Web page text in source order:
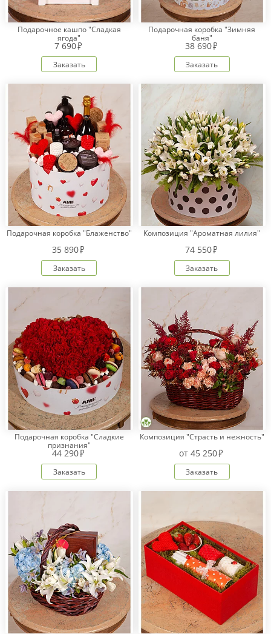
Условия
Бонусная
программа
Корпоративным
клиентам
Обратная
связь
О
компании
Change
language
to
Подарочное кашпо "Сладкая
ягода"
7 690
Заказать
Подарочная коробка "Зимняя
баня"
38 690
Заказать
Подарочная коробка "Блаженство"
35 890
Заказать
Композиция "Ароматная лилия"
74 550
Заказать
Подарочная коробка "Сладкие
признания"
44 290
Заказать
Композиция "Страсть и нежность"
от45 250
Заказать